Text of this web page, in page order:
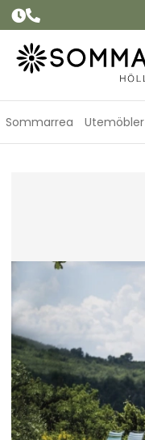
Sommarrea Utemöbler